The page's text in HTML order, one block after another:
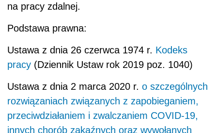
na pracy zdalnej.
Podstawa prawna:
Ustawa z dnia 26 czerwca 1974 r. Kodeks
pracy (Dziennik Ustaw rok 2019 poz. 1040)
Ustawa z dnia 2 marca 2020 r. o szczególnych
rozwiązaniach związanych z zapobieganiem,
przeciwdziałaniem i zwalczaniem COVID-19,
innych chorób zakaźnych oraz wywołanych